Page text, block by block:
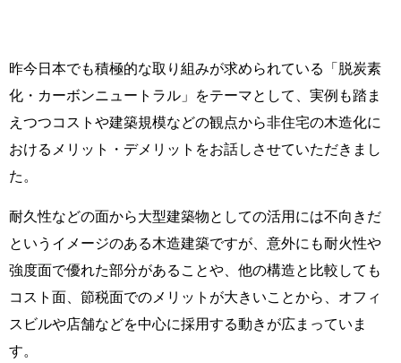
昨今日本でも積極的な取り組みが求められている「脱炭素
化・カーボンニュートラル」をテーマとして、実例も踏ま
えつつコストや建築規模などの観点から非住宅の木造化に
おけるメリット・デメリットをお話しさせていただきまし
た。
耐久性などの面から大型建築物としての活用には不向きだ
というイメージのある木造建築ですが、意外にも耐火性や
強度面で優れた部分があることや、他の構造と比較しても
コスト面、節税面でのメリットが大きいことから、オフィ
スビルや店舗などを中心に採用する動きが広まっていま
す。